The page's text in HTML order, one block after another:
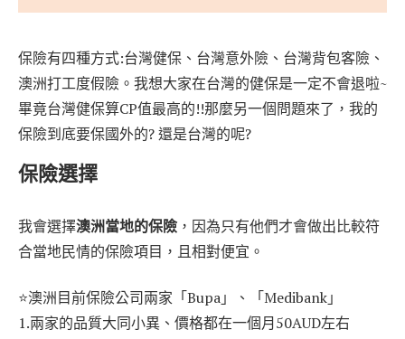
保險有四種方式:台灣健保、台灣意外險、台灣背包客險、
澳洲打工度假險。我想大家在台灣的健保是一定不會退啦~
畢竟台灣健保算CP值最高的!!那麼另一個問題來了，我的
保險到底要保國外的? 還是台灣的呢?
保險選擇
我會選擇澳洲當地的保險 ，因為只有他們才會做出比較符
合當地民情的保險項目，且相對便宜。
⭐澳洲目前保險公司兩家「Bupa」、「Medibank」
1.兩家的品質大同小異、價格都在一個月50AUD左右